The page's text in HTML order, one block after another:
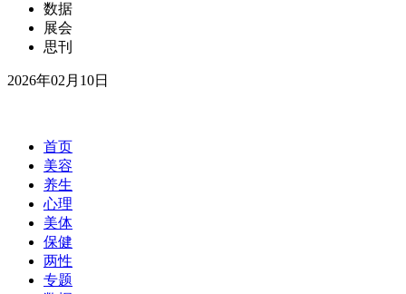
数据
展会
思刊
2026年02月10日
首页
美容
养生
心理
美体
保健
两性
专题